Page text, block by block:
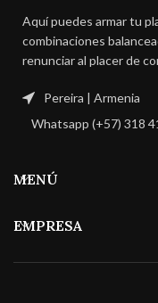
Aquí puedes armar tu
combinaciones
renunciar al placer de
Pereira | Armenia
Whatsapp (+57) 318
MENÚ
EMPRESA